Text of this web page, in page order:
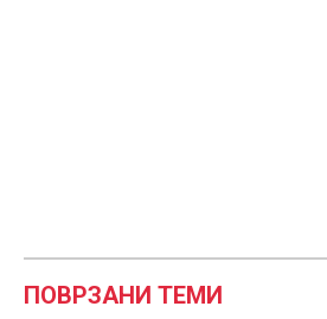
ПОВРЗАНИ ТЕМИ